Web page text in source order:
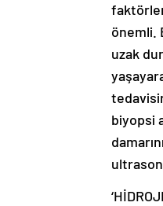
önemli.
uzak
biyopsi